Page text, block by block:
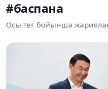
#баспана
Осы тег бойынша